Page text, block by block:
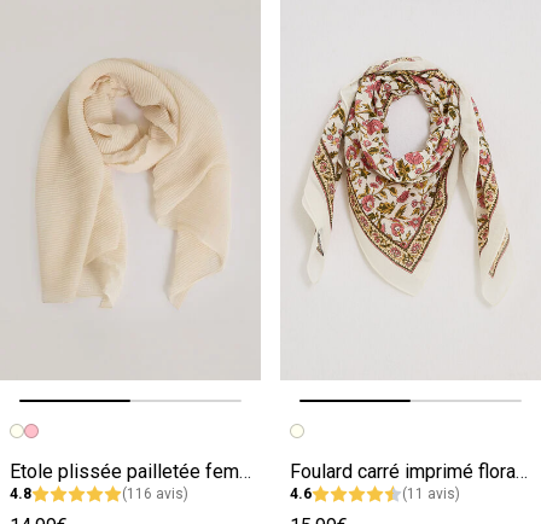
Image précédente
Image suivante
Etole plissée pailletée femme
4.8 (116 avis)
Image précédente
Image suivante
Foulard carré imprimé floral femme
4.6 (11 avis)